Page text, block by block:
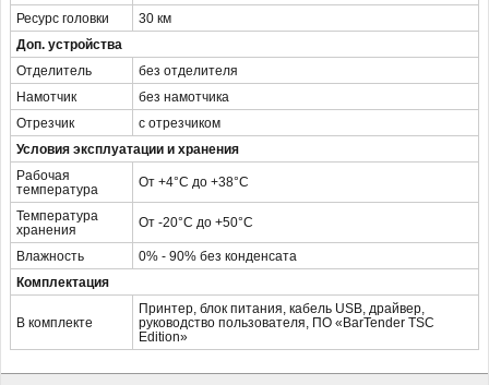
Ресурс головки
30 км
Доп. устройства
Отделитель
без отделителя
Намотчик
без намотчика
Отрезчик
с отрезчиком
Условия эксплуатации и хранения
Рабочая
температура
От +4°С до +38°С
Температура
хранения
От -20°С до +50°С
Влажность
0% - 90% без конденсата
Комплектация
В комплекте
Принтер, блок питания, кабель USB, драйвер,
руководство пользователя, ПО «BarTender TSC
Edition»